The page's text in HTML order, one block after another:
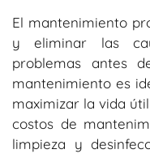
El mantenimiento
y eliminar las
problemas antes
mantenimiento es
maximizar la vida
costos de
limpieza y